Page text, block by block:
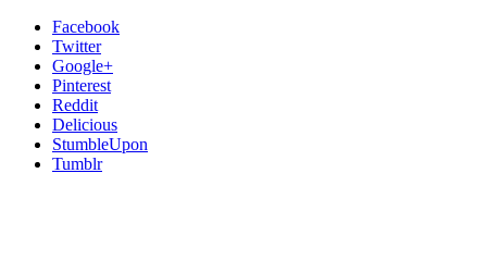
Facebook
Twitter
Google+
Pinterest
Reddit
Delicious
StumbleUpon
Tumblr